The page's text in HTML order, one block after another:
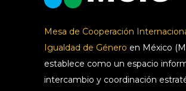
Mesa de Cooperación
Igualdad de Género en México
establece como un espacio
intercambio y coordinación